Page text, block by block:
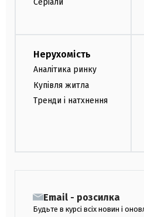
Серіали
Нерухомість
Аналітика ринку
Купівля житла
Тренди і натхнення
Email - розсилка
Будьте в курсі всіх новин і